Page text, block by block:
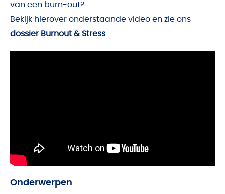
van een burn-out?
Bekijk hierover onderstaande video en zie ons
dossier Burnout & Stress
Onderwerpen